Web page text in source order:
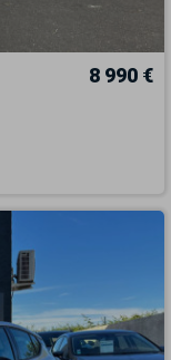
8 990 €